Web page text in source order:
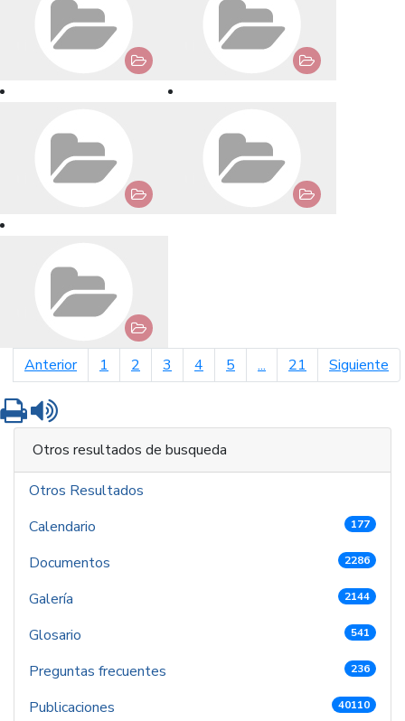
Anteriorpágina anterior
1 2 3 4 5 ... 21 Siguiente
Imprimir
Otros resultados de busqueda
Otros Resultados
Calendario
177
Documentos 2286
Galería 2144
Glosario 541
Preguntas frecuentes 236
Publicaciones 40110